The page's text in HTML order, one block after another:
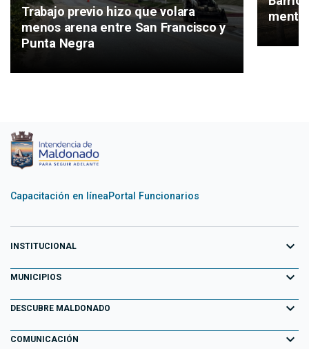
Trabajo previo hizo que volara
menos arena entre San Francisco y
Punta Negra
Capacitación en líneaPortal Funcionarios
INSTITUCIONAL expand_more
Equipo de Gobierno
Primeros 100 días
MUNICIPIOS expand_more
Aiguá
Garzón
DESCUBRE MALDONADO expand_more
Información para el Turista
COMUNICACIÓN expand_more